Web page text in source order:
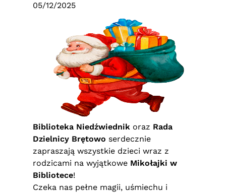
Biblioteka Niedźwiednik oraz Rada
Dzielnicy Brętowo serdecznie
zapraszają wszystkie dzieci wraz z
rodzicami na wyjątkowe Mikołajki w
Bibliotece!
Czeka nas pełne magii, uśmiechu i
05/12/2025